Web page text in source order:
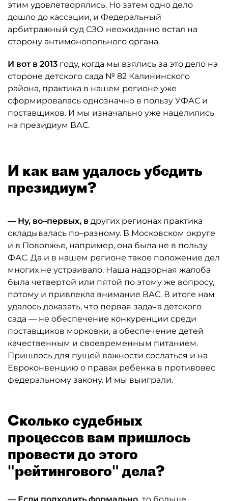
этим удовлетворялись. Но затем одно дело
дошло до кассации, и Федеральный
арбитражный суд СЗО неожиданно встал на
сторону антимонопольного органа.
И вот в 2013 году, когда мы взялись за это дело на
стороне детского сада № 82 Калининского
района, практика в нашем регионе уже
сформировалась однозначно в пользу УФАС и
поставщиков. И мы изначально уже нацелились
на президиум ВАС.
И как вам удалось убедить
президиум?
— Ну, во–первых, в других регионах практика
складывалась по–разному. В Московском округе
и в Поволжье, например, она была не в пользу
ФАС. Да и в нашем регионе такое положение дел
многих не устраивало. Наша надзорная жалоба
была четвертой или пятой по этому же вопросу,
потому и привлекла внимание ВАС. В итоге нам
удалось доказать, что первая задача детского
сада — не обеспечение конкуренции среди
поставщиков морковки, а обеспечение детей
качественным и своевременным питанием.
Пришлось для пущей важности сослаться и на
Евроконвенцию о правах ребенка в противовес
федеральному закону. И мы выиграли.
Сколько судебных
процессов вам пришлось
провести до этого
"рейтингового" дела?